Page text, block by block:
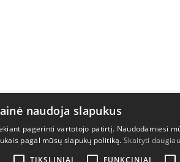
naudoja slapukus
pagerinti vartotojo patirtį. Naudodamiesi
pagal mūsų slapukų politiką. Skaityti daugiau
TIKSLINIAI FUNKCINIAI